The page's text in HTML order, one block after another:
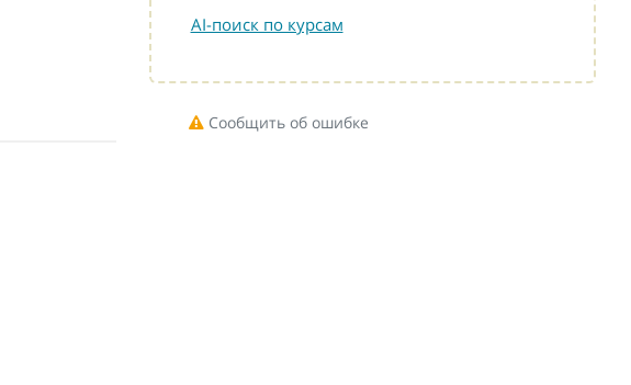
AI-поиск по курсам
Сообщить об ошибке